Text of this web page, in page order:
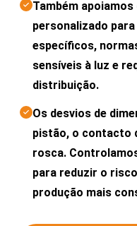
Também
personalizado
específicos,
sensíveis à luz e
distribuição.
Os desvios de
pistão, o contacto
rosca.
para reduzir o
produção mais